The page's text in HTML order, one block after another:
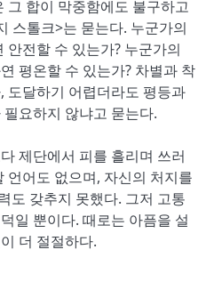
그 합이 막중함에도 불구하고
스톨크>는 묻는다. 누군가의
전할 수 있는가? 누군가의
평온할 수 있는가? 차별과 착
도달하기 어렵더라도 평등과
요하지 않냐고 묻는다.
제단에서 피를 흘리며 쓰러
언어도 없으며, 자신의 처지를
도 갖추지 못했다. 그저 고통
일 뿐이다. 때로는 아픔을 설
더 절절하다.